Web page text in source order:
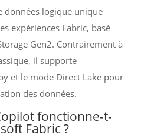
données logique unique
expériences Fabric, basé
Gen2. Contrairement à
il supporte
et le mode Direct Lake pour
des données.
fonctionne-t-
Fabric ?